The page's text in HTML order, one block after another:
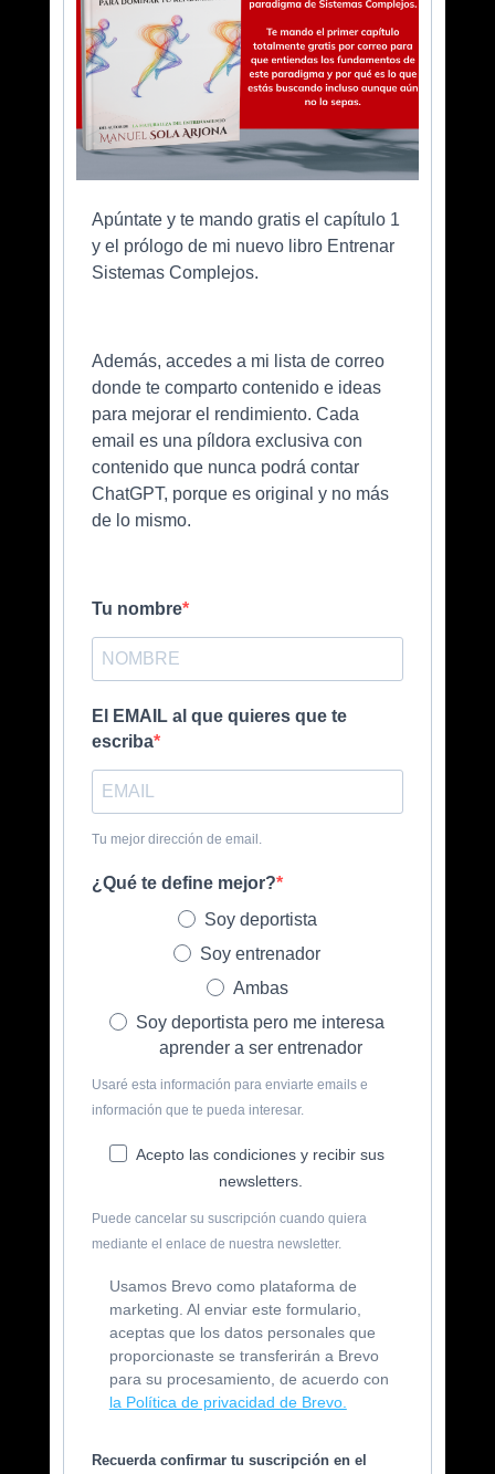
Apúntate y te mando gratis el capítulo 1
y el prólogo de mi nuevo libro Entrenar
Sistemas Complejos.
Además, accedes a mi lista de correo
donde te comparto contenido e ideas
para mejorar el rendimiento. Cada
email es una píldora exclusiva con
contenido que nunca podrá contar
ChatGPT, porque es original y no más
de lo mismo.
Tu nombre
El EMAIL al que quieres que te
escriba
Tu mejor dirección de email.
¿Qué te define mejor?
Soy deportista
Soy entrenador
Ambas
Soy deportista pero me interesa
aprender a ser entrenador
Usaré esta información para enviarte emails e
información que te pueda interesar.
Acepto las condiciones y recibir sus
newsletters.
Puede cancelar su suscripción cuando quiera
mediante el enlace de nuestra newsletter.
Usamos Brevo como plataforma de
marketing. Al enviar este formulario,
aceptas que los datos personales que
proporcionaste se transferirán a Brevo
para su procesamiento, de acuerdo con
la Política de privacidad de Brevo.
Recuerda confirmar tu suscripción en el